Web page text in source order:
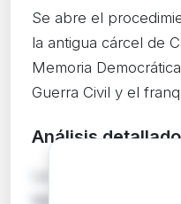
Se abre el
la antigua cárcel de
Memoria
Guerra Civil y el
Análisis
La Dirección General